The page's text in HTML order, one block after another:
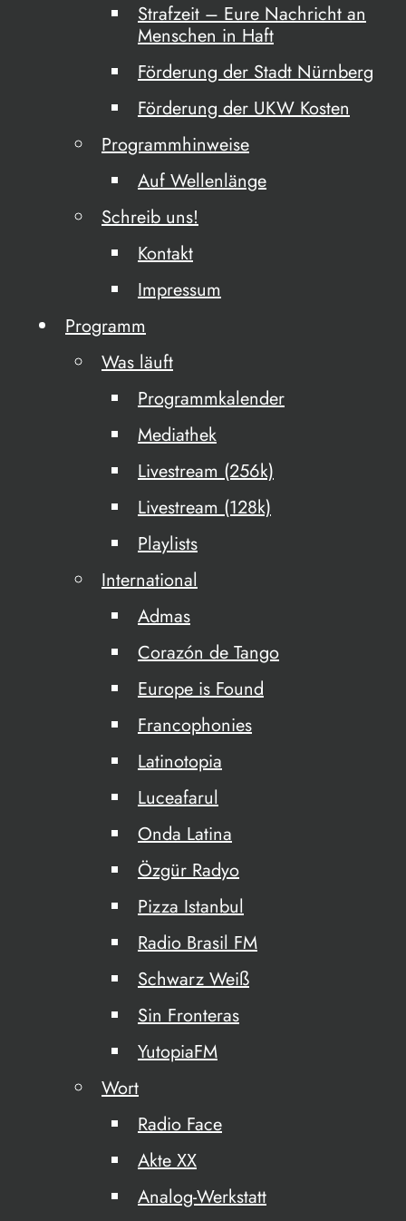
Strafzeit – Eure Nachricht an
Menschen in Haft
Förderung der Stadt Nürnberg
Förderung der UKW Kosten
Programmhinweise
Auf Wellenlänge
Schreib uns!
Kontakt
Impressum
Programm
Was läuft
Programmkalender
Mediathek
Livestream (256k)
Livestream (128k)
Playlists
International
Admas
Corazón de Tango
Europe is Found
Francophonies
Latinotopia
Luceafarul
Onda Latina
Özgür Radyo
Pizza Istanbul
Radio Brasil FM
Schwarz Weiß
Sin Fronteras
YutopiaFM
Wort
Radio Face
Akte XX
Analog-Werkstatt